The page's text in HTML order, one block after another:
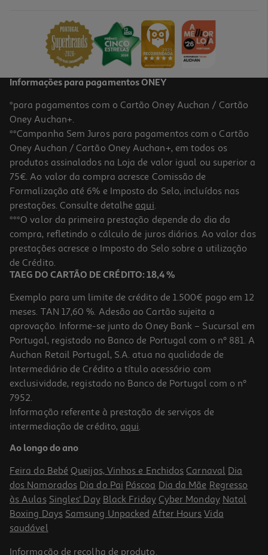
1.0
Stick De Contorno Catrice Sculpt & Charm 020 55g
965 €/Kg
5,79 €
Batom Mate Catrice Blur-Real 060 3g
1763.33 €/Kg
5,29 €
Informações para pagamentos ONEY
*para pagamentos com o Cartão Oney Auchan / Cartão
Oney Auchan+.
**Campanha Sem Juros para pagamentos com o Cartão
Oney Auchan / Cartão Oney Auchan+, em todos os
produtos assinalados na Loja de valor igual ou superior a
75€. Ao valor da compra acresce Comissão de
Formalização até 6% e Imposto do Selo, incluídos nas
prestações. Consulte detalhe aqui.
***O valor da primeira prestação depende do dia da
compra, refletindo o cálculo de juros diários. Ao valor das
prestações acresce o Imposto do Selo sobre a utilização
de Crédito.
TAEG DO CARTÃO DE CRÉDITO: 18,4 %
Exemplo para um limite de crédito de 1.500€ pago em 12
meses. TAN 17,60 %. Adesão ao Cartão sujeita a
aprovação. Informe-se junto do Oney Bank – Sucursal em
Portugal, registado no Banco de Portugal com o nº 881. A
Auchan Retail Portugal, S.A. atua na qualidade de
Intermediário de Crédito a título acessório com
exclusividade, registado no Banco de Portugal com o nº
7952.
Informação referente à prestação de serviços de
intermediação de crédito, aqui.
Ao longo do ano
Feira do Bebé Queijos, Vinhos e Enchidos Carnaval Dia
dos Namorados Dia do Pai Páscoa Dia da Mãe Regresso
às Aulas Singles' Day Black Friday Cyber Monday Natal
Boxing Days Samsung Unpacked After Hours Vida
saudável
Informação de recolha de produto.